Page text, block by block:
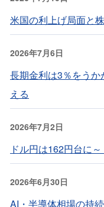
米国の利上げ局面と
2026年7月6日
長期金利は3％をう
える
2026年7月2日
ドル円は162円台に
2026年6月30日
AI・半導体相場の持